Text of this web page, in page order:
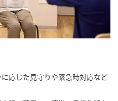
応じた見守りや緊急時対応など